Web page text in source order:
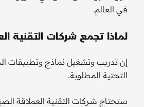
في العالم.
لماذا تجمع شركات التقنية
إن تدريب وتشغيل نماذج وتطبيقات
التحتية المطلوبة.
ستحتاج شركات التقنية العملاقة